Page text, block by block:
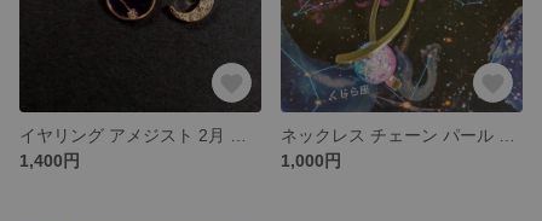
1,400円
1,000円